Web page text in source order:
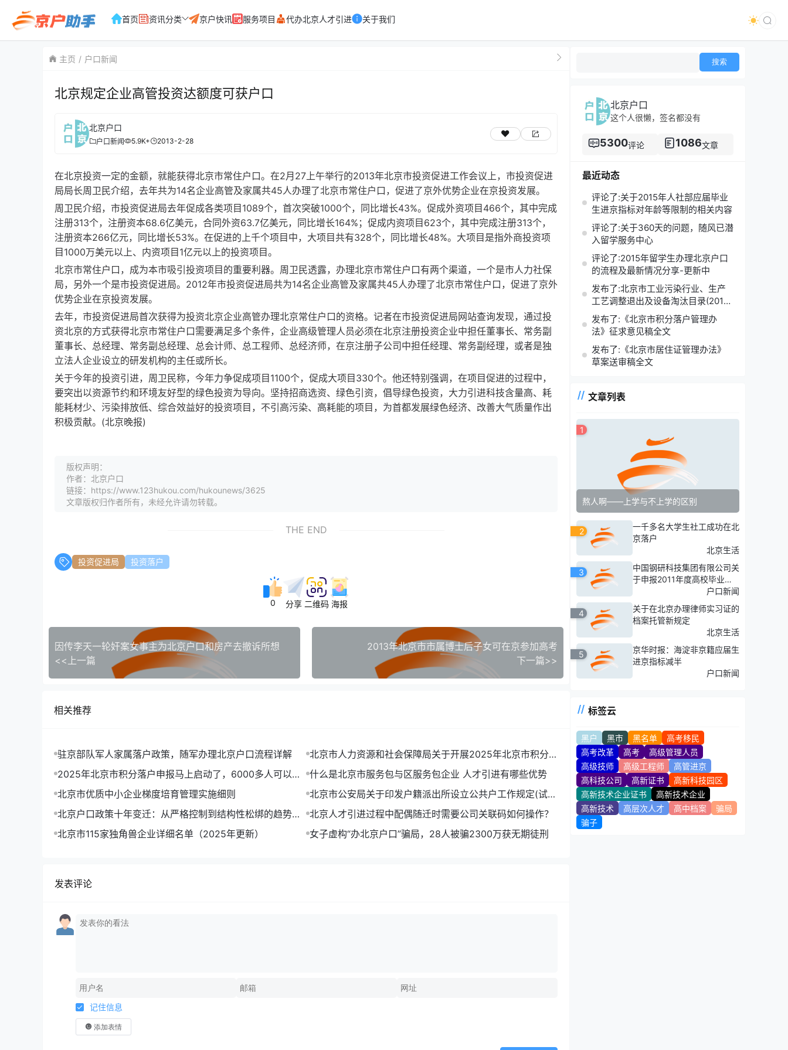
首页 资讯分类 京户快讯 服务项目 代办北京人才引进 关于我们
主页 户口新闻
北京规定企业高管投资达额度可获户口
北京户口
户口新闻 5.9K+ 2013-2-28
在北京投资一定的金额，就能获得北京市常住户口。在2月27上午举行的2013年北京市投资促进工作会议上，市投资促进
局局长周卫民介绍，去年共为14名企业高管及家属共45人办理了北京市常住户口，促进了京外优势企业在京投资发展。
周卫民介绍，市投资促进局去年促成各类项目1089个，首次突破1000个，同比增长43%。促成外资项目466个，其中完成
注册313个，注册资本68.6亿美元，合同外资63.7亿美元，同比增长164%；促成内资项目623个，其中完成注册313个，
注册资本266亿元，同比增长53%。在促进的上千个项目中，大项目共有328个，同比增长48%。大项目是指外商投资项
目1000万美元以上、内资项目1亿元以上的投资项目。
北京市常住户口，成为本市吸引投资项目的重要利器。周卫民透露，办理北京市常住户口有两个渠道，一个是市人力社保
局，另外一个是市投资促进局。2012年市投资促进局共为14名企业高管及家属共45人办理了北京市常住户口，促进了京外
优势企业在京投资发展。
去年，市投资促进局首次获得为投资北京企业高管办理北京常住户口的资格。记者在市投资促进局网站查询发现，通过投
资北京的方式获得北京市常住户口需要满足多个条件，企业高级管理人员必须在北京注册投资企业中担任董事长、常务副
董事长、总经理、常务副总经理、总会计师、总工程师、总经济师，在京注册子公司中担任经理、常务副经理，或者是独
立法人企业设立的研发机构的主任或所长。
关于今年的投资引进，周卫民称，今年力争促成项目1100个，促成大项目330个。他还特别强调，在项目促进的过程中，
要突出以资源节约和环境友好型的绿色投资为导向。坚持招商选资、绿色引资，倡导绿色投资，大力引进科技含量高、耗
能耗材少、污染排放低、综合效益好的投资项目，不引高污染、高耗能的项目，为首都发展绿色经济、改善大气质量作出
积极贡献。(北京晚报)
版权声明：
作者：北京户口
链接：https://www.123hukou.com/hukounews/3625
文章版权归作者所有，未经允许请勿转载。
THE END
投资促进局 投资落户
0 分享 二维码 海报
因传李天一轮奸案女事主为北京户口和房产去撤诉所想
<<上一篇
2013年北京市市属博士后子女可在京参加高考
下一篇>>
相关推荐
驻京部队军人家属落户政策，随军办理北京户口流程详解
北京市人力资源和社会保障局关于开展2025年北京市积分落
户申报工作的通告
2025年北京市积分落户申报马上启动了，6000多人可以拿
到北京户口
什么是北京市服务包与区服务包企业 人才引进有哪些优势
北京市优质中小企业梯度培育管理实施细则
北京市公安局关于印发户籍派出所设立公共户工作规定(试
行)的通知
北京户口政策十年变迁：从严格控制到结构性松绑的趋势分
析
北京人才引进过程中配偶随迁时需要公司关联码如何操作？
北京市115家独角兽企业详细名单（2025年更新）
女子虚构“办北京户口”骗局，28人被骗2300万获无期徒刑
发表评论
记住信息
添加表情
北京户口
这个人很懒，签名都没有
5300评论 1086文章
最近动态
评论了:关于2015年人社部应届毕业
生进京指标对年龄等限制的相关内容
评论了:关于360天的问题，随风已潜
入留学服务中心
评论了:2015年留学生办理北京户口
的流程及最新情况分享-更新中
发布了:北京市工业污染行业、生产
工艺调整退出及设备淘汰目录(2014
年版)
发布了:《北京市积分落户管理办
法》征求意见稿全文
发布了:《北京市居住证管理办法》
草案送审稿全文
文章列表
1
熬人啊——上学与不上学的区别
2
一千多名大学生社工成功在北
京落户
北京生活
3
中国钢研科技集团有限公司关
于申报2011年度高校毕业生
户口新闻
4
关于在北京办理律师实习证的
档案托管新规定
北京生活
5
京华时报：海淀非京籍应届生
进京指标减半
户口新闻
标签云
黑户 黑市 黑名单
高考移民
高考改革
高考
高级管理人员
高级技师
高级工程师
高管进京
高科技公司
高新证书
高新科技园区
高新技术企业证书
高新技术企业
高新技术
高层次人才 高中档案
骗局
骗子